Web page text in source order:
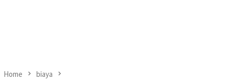
Home biaya